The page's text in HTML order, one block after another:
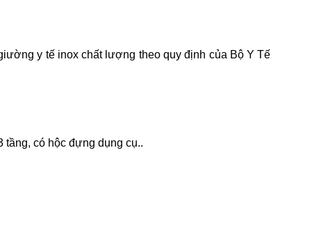
y tế inox chất lượng theo quy định của Bộ Y Tế
tầng, có hộc đựng dụng cụ..